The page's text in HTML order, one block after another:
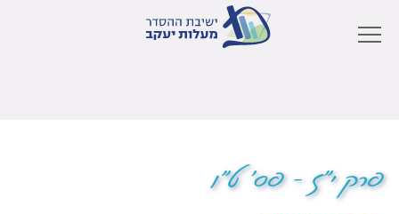
פרק י"ז – פס' ט"ו